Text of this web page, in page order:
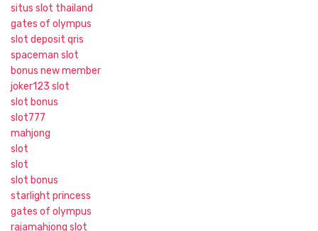
situs slot thailand
gates of olympus
slot deposit qris
spaceman slot
bonus new member
joker123 slot
slot bonus
slot777
mahjong
slot
slot
slot bonus
starlight princess
gates of olympus
rajamahjong slot